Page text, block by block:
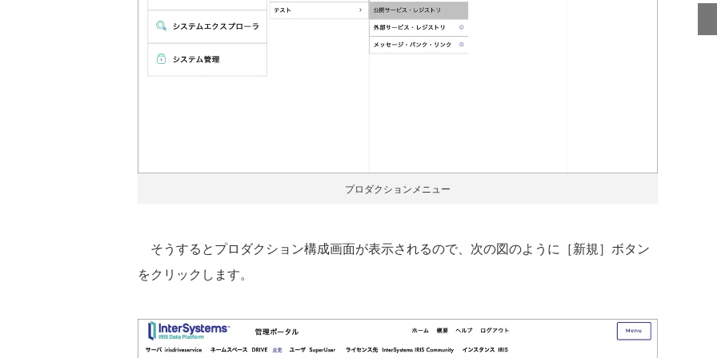
プロダクションメニュー
そうするとプロダクション構成画面が表示されるので、次の図のように［新規］ボタン
をクリックします。